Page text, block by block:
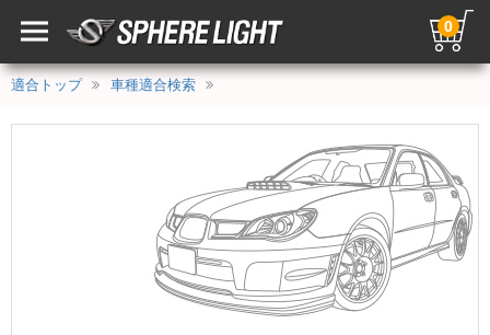
0
適合トップ 車種適合検索